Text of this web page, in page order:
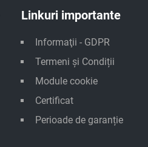
Linkuri importante
Informaţii - GDPR
Termeni și Condiții
Module cookie
Certificat
Perioade de garanție